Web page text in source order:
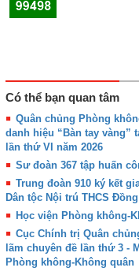
Có thể bạn quan tâm
Quân chủng Phòng
danh hiệu “Bàn tay
lần thứ VI năm 2026
Sư đoàn 367 tập huấn
Trung đoàn 910 ký kết
Dân tộc Nội trú THCS
Học viện Phòng không-
Cục Chính trị Quân
lãm chuyên đề lần thứ 3 -
Phòng không-Không quân